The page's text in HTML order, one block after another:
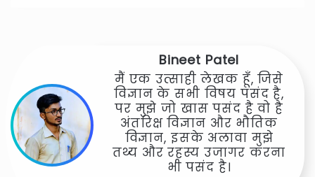
Bineet Patel
मैं एक उत्साही लेखक हूँ, जिसे
विज्ञान के सभी विषय पसंद है,
पर मुझे जो खास पसंद है वो है
अंतरिक्ष विज्ञान और भौतिक
विज्ञान, इसके अलावा मुझे
तथ्य और रहस्य उजागर करना
भी पसंद है।